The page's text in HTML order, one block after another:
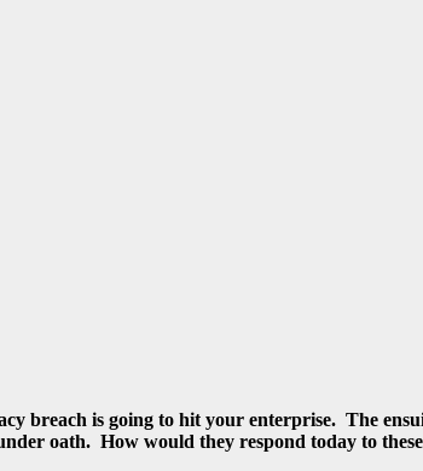
breach is going to hit your enterprise. The
oath. How would they respond today to these